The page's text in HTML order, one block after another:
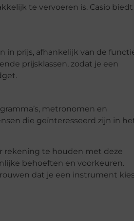
te vervoeren is. Casio biedt
in prijs, afhankelijk van de
prijsklassen, zodat je een
metronomen en
die geïnteresseerd zijn in
rekening te houden met deze
behoeften en voorkeuren.
dat je een instrument